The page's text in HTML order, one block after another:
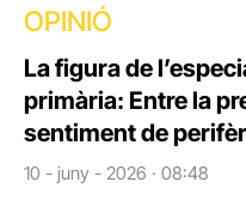
OPINIÓ
La figura de
primària: Entre la
sentiment de
10 - juny - 2026 · 08:48